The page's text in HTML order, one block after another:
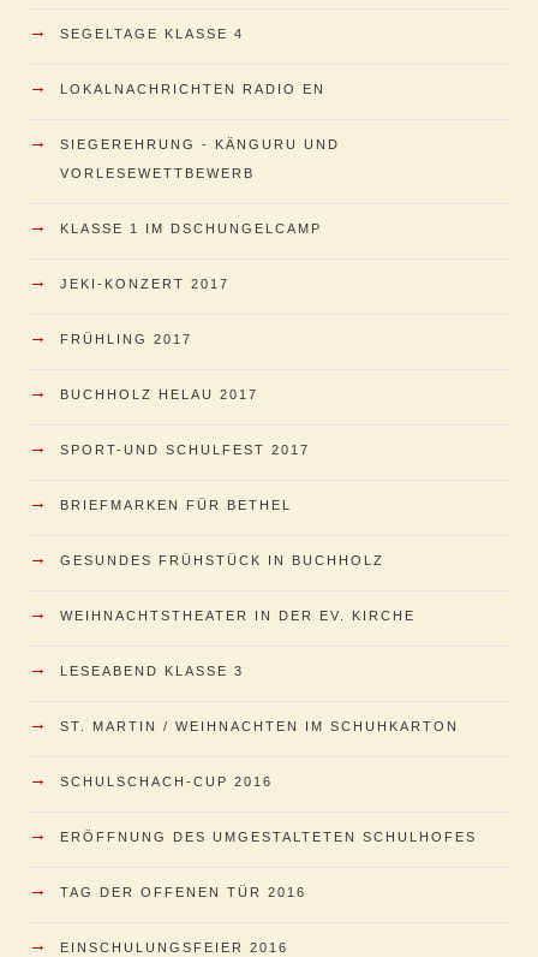
→ SEGELTAGE KLASSE 4
→ LOKALNACHRICHTEN RADIO EN
→
SIEGEREHRUNG - KÄNGURU UND
VORLESEWETTBEWERB
→ KLASSE 1 IM DSCHUNGELCAMP
→ JEKI-KONZERT 2017
→ FRÜHLING 2017
→ BUCHHOLZ HELAU 2017
→ SPORT-UND SCHULFEST 2017
→ BRIEFMARKEN FÜR BETHEL
→ GESUNDES FRÜHSTÜCK IN BUCHHOLZ
→ WEIHNACHTSTHEATER IN DER EV. KIRCHE
→ LESEABEND KLASSE 3
→ ST. MARTIN / WEIHNACHTEN IM SCHUHKARTON
→ SCHULSCHACH-CUP 2016
→ ERÖFFNUNG DES UMGESTALTETEN SCHULHOFES
→ TAG DER OFFENEN TÜR 2016
→ EINSCHULUNGSFEIER 2016